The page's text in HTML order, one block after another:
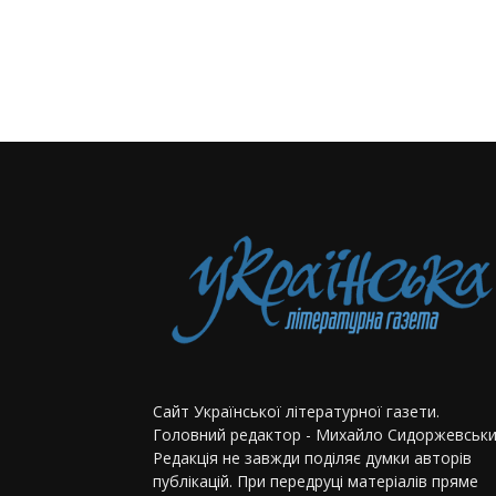
Сайт Української літературної газети.
Головний редактор - Михайло
Редакція не завжди поділяє думки авторів
публікацій. При передруці матеріалів пряме